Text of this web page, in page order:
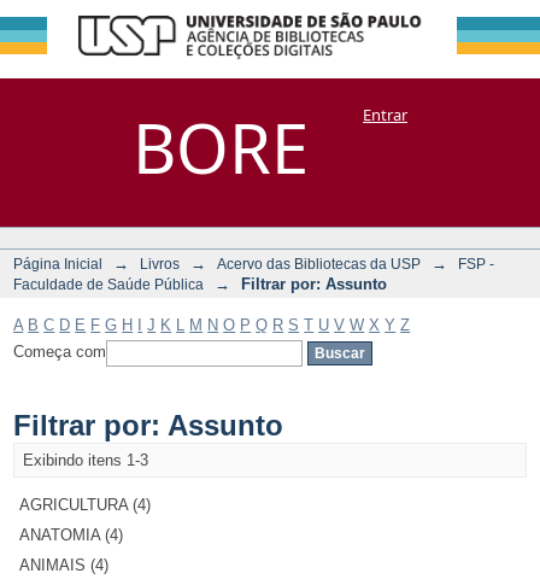
BORE
Filtrar por:
Assunto
DSpace/Manakin + CoriscoEntrar
Página Inicial → Livros → Acervo das Bibliotecas da USP →
FSP -
Faculdade de Saúde Pública
→ Filtrar por: Assunto
A B C D E F G H J K M N O P Q R S T U V W X Y Z
Começa com
Filtrar por: Assunto
Exibindo itens 1-3
AGRICULTURA (4)
ANATOMIA (4)
ANIMAIS (4)